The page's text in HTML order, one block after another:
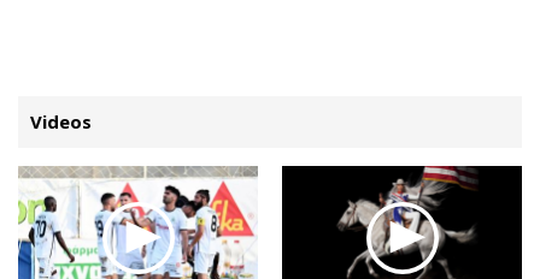
ΚΑΤΗΓΟΡΙΕΣ ΣΥΝΔΕΣΗ
Κύπρος
Απόψεις
Videos